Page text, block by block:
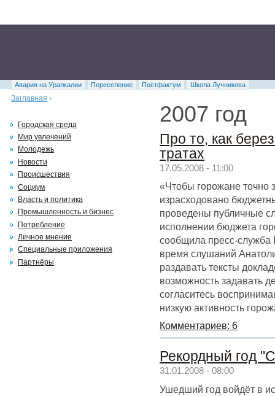
Авария на Уралкалии Переселение Постфактум
Школа Лучникова
Заглавная ›
2007 год
Про то, как
тратах
17.05.2008 - 11:00
«Чтобы горожане точно
израсходовано
проведены публичные
исполнении бюджета
сообщила пресс-
время слушаний
раздавать тексты
возможность задавать
согласитесь
низкую активность
Комментариев: 6
Рекордный год
31.01.2008 - 08:00
Ушедший год войдёт в
Городская среда
Мир увлечений
Молодежь
Новости
Происшествия
Социум
Власть и политика
Промышленность и бизнес
Потребление
Личное мнение
Специальные приложения
Партнёры